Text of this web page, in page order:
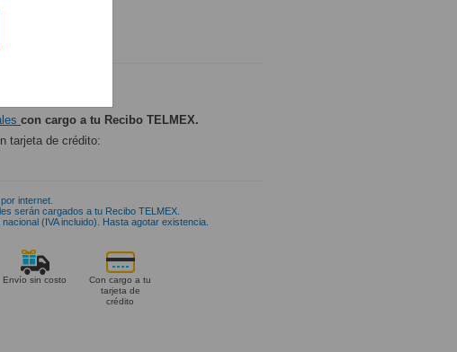
con cargo a tu Recibo TELMEX.
tarjeta de crédito:
internet.
serán cargados a tu Recibo TELMEX.
(IVA incluido). Hasta agotar existencia.
Envío sin costo
Con cargo a tu
tarjeta de
crédito